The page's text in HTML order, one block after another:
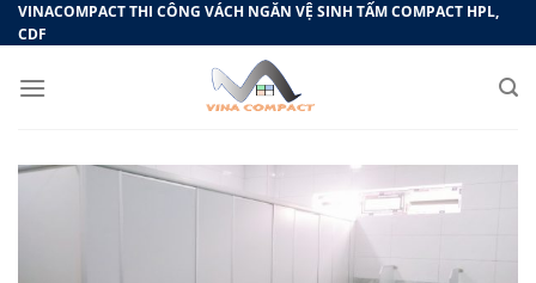
Bỏ
qua
dung
VINACOMPACT THI CÔNG VÁCH NGĂN VỆ SINH TẤM COMPACT HPL,
CDF